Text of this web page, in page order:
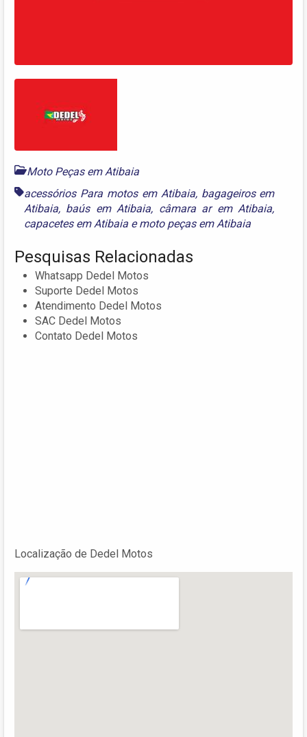
Moto Peças em Atibaia
acessórios Para motos em Atibaia, bagageiros em
Atibaia, baús em Atibaia, câmara ar em Atibaia,
capacetes em Atibaia emoto peças em Atibaia
Pesquisas Relacionadas
Whatsapp Dedel Motos
Suporte Dedel Motos
Atendimento Dedel Motos
SAC Dedel Motos
Contato Dedel Motos
Localização de Dedel Motos